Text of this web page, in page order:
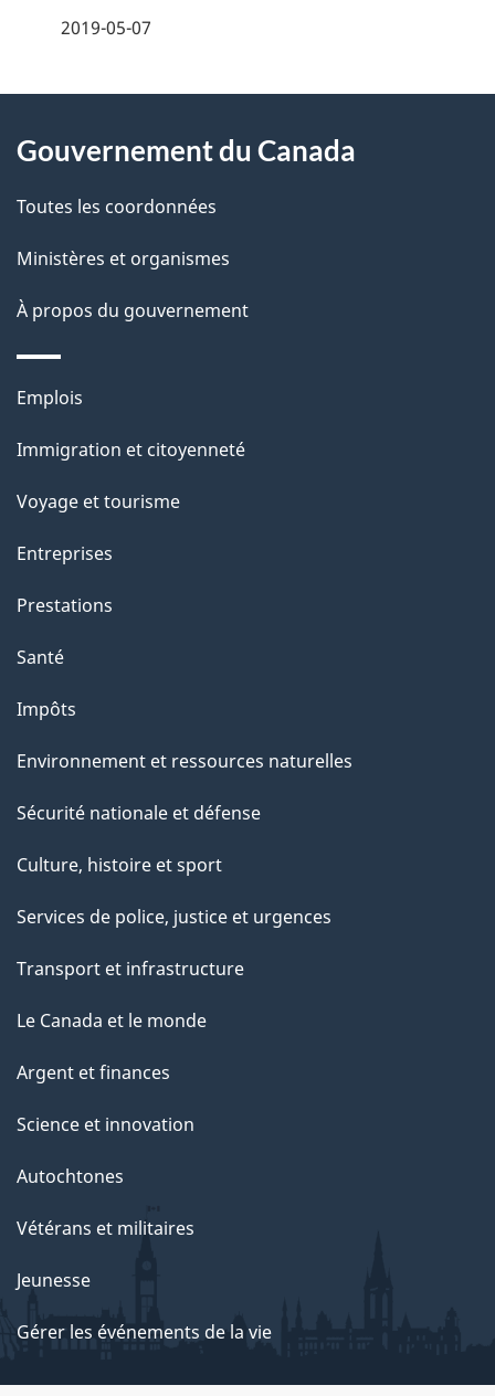
i
l
s
d
e
l
a
p
a
g
e
2019-05-07
propos
de
ce
site
Gouvernement du Canada
Toutes les coordonnées
Ministères et organismes
À propos du gouvernement
Thèmes
sujets
Emplois
Immigration et citoyenneté
Voyage et tourisme
Entreprises
Prestations
Santé
Impôts
Environnement et ressources naturelles
Sécurité nationale et défense
Culture, histoire et sport
Services de police, justice et urgences
Transport et infrastructure
Le Canada et le monde
Argent et finances
Science et innovation
Autochtones
Vétérans et militaires
Jeunesse
Gérer les événements de la vie